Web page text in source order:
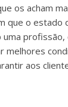
os acham
que o estado
uma
melhores
aos